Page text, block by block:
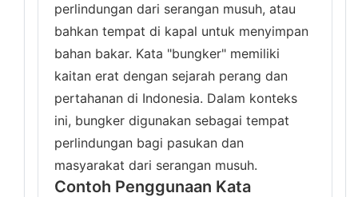
perlindungan dari serangan musuh, atau
bahkan tempat di kapal untuk menyimpan
bahan bakar. Kata "bungker" memiliki
kaitan erat dengan sejarah perang dan
pertahanan di Indonesia. Dalam konteks
ini, bungker digunakan sebagai tempat
perlindungan bagi pasukan dan
masyarakat dari serangan musuh.
Contoh Penggunaan Kata